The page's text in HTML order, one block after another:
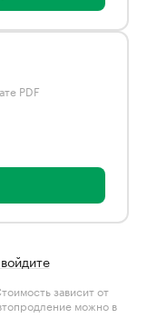
PDF
зависит от
можно в